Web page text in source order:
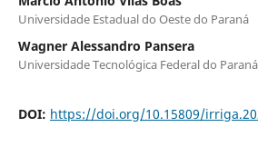
Universidade Estadual do Oeste do Paraná
Wagner Alessandro Pansera
Universidade Tecnológica Federal do Paraná
DOI: https://doi.org/10.15809/